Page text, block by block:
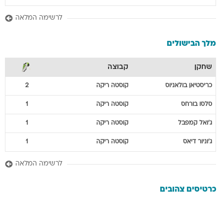
לרשימה המלאה
מלך הבישולים
שחקן קבוצה
כריסטיאן בולאניוס קוסטה ריקה 2
סלסו בורחס קוסטה ריקה 1
ג'ואל קמפבל קוסטה ריקה 1
ג'וניור דיאס קוסטה ריקה 1
לרשימה המלאה
כרטיסים צהובים